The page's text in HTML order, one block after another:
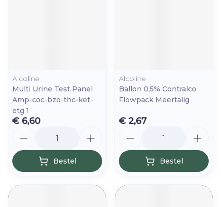
Alcoline
Multi Urine Test Panel
Amp-coc-bzo-thc-ket-
etg 1
€ 6,60
Bestel
Alcoline
Ballon 0,5% Contralco
Flowpack Meertalig
€ 2,67
Bestel